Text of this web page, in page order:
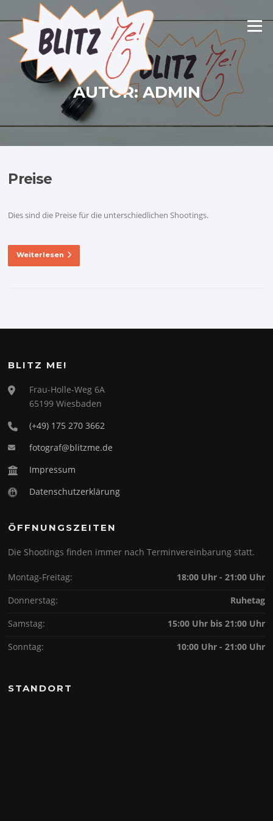
Inhalt
springen
Menü
AUTOR:ADMIN
Preise
Dies sind die Preise für die unterschiedlichen Shootings.
Weiterlesen
BLITZ ME!
Frau-Holle-Weg 6A
65199 Wiesbaden
(+49) 175 270 3662
fotograf@blitzme.de
Impressum
Datenschutzerklärung
ÖFFNUNGSZEITEN
Die Shootings finden immer nach Terminvereinbarung statt.
Montag-Freitag:
18:00 Uhr - 21:00 Uhr
Donnerstag:
Ruhetag
Samstag:
15:00 Uhr bis 21:00 Uhr
Sonntag:
10:00 Uhr - 21:00 Uhr
STANDORT